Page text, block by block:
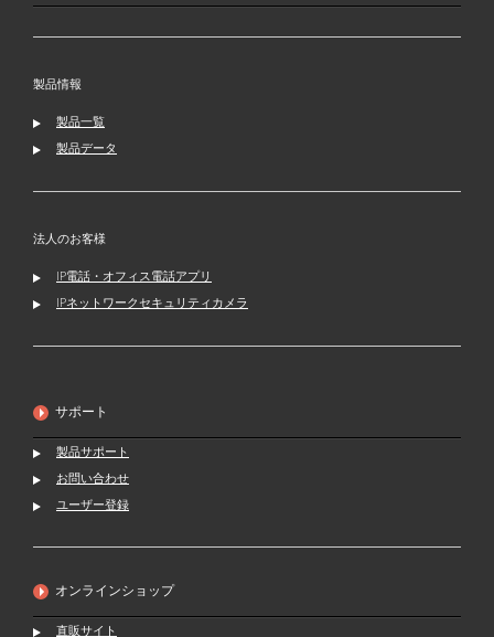
製品情報
製品一覧
製品データ
法人のお客様
IP電話・オフィス電話アプリ
IPネットワークセキュリティカメラ
サポート
製品サポート
お問い合わせ
ユーザー登録
オンラインショップ
直販サイト